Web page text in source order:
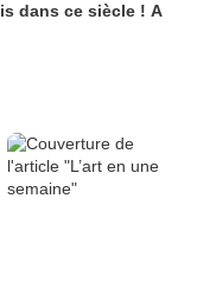
dans ce siècle ! A